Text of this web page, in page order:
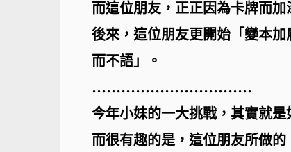
而這位朋友，正正因為卡牌而
後來，這位朋友更開始「變本
而不語」。
……………………………
今年小妹的一大挑戰，其實就
而很有趣的是，這位朋友所做